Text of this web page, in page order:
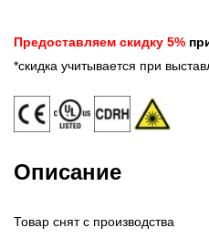
Предоставляем скидку 5%
*скидка учитывается при
Описание
Товар снят с производства